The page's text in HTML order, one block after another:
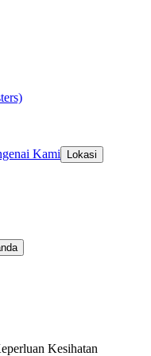
Kami Lokasi
Kesihatan